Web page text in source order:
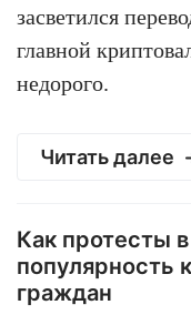
засветился
главной
недорого.
Читать далее
Как протесты
популярность
граждан